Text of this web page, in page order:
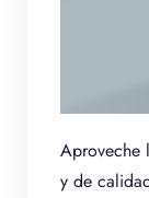
Aproveche
y de